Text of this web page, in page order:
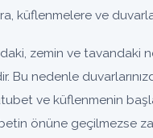
küflenmelere ve
zemin ve tavandaki
Bu nedenle
ve küflenmenin
önüne geçilmezse